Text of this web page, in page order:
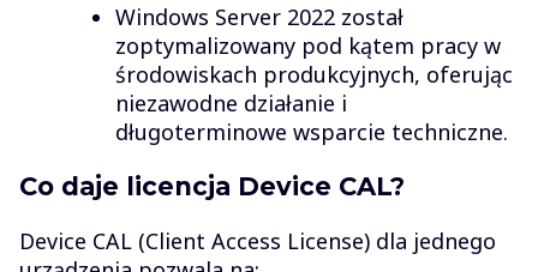
Windows Server 2022 został
zoptymalizowany pod kątem pracy w
środowiskach produkcyjnych, oferując
niezawodne działanie i
długoterminowe wsparcie techniczne.
Co daje licencja Device CAL?
Device CAL (Client Access License) dla jednego